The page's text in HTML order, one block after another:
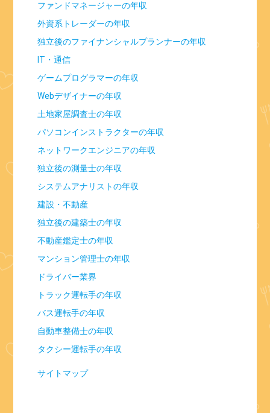
ファンドマネージャーの年収
外資系トレーダーの年収
独立後のファイナンシャルプランナーの年収
IT・通信
ゲームプログラマーの年収
Webデザイナーの年収
土地家屋調査士の年収
パソコンインストラクターの年収
ネットワークエンジニアの年収
独立後の測量士の年収
システムアナリストの年収
建設・不動産
独立後の建築士の年収
不動産鑑定士の年収
マンション管理士の年収
ドライバー業界
トラック運転手の年収
バス運転手の年収
自動車整備士の年収
タクシー運転手の年収
サイトマップ